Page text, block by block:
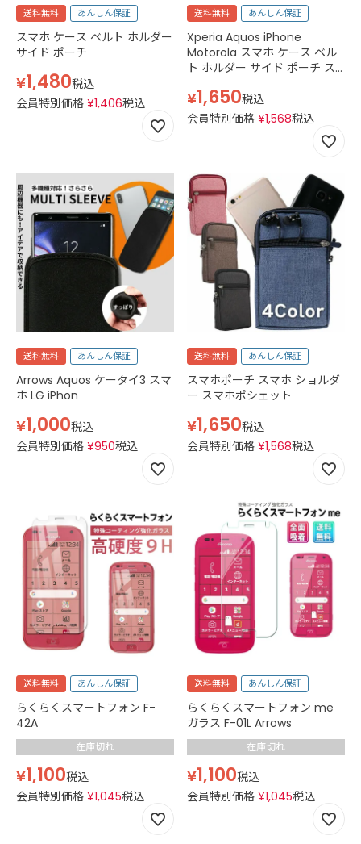
送料無料 あんしん保証
スマホ ケース ベルト ホルダー
サイド ポーチ
¥1,480税込
会員特別価格 ¥1,406税込
送料無料 あんしん保証
Xperia Aquos iPhone
Motorola スマホ ケース ベル
ト ホルダー サイド ポーチ ス
3way Smart Bag ウォレット
ショルダー ポーチ ショルダー
バッグ 黒
¥1,650税込
会員特別価格 ¥1,568税込
送料無料 あんしん保証
Arrows Aquos ケータイ3 スマ
ホ LG iPhon
¥1,000税込
会員特別価格 ¥950税込
送料無料 あんしん保証
スマホポーチ スマホ ショルダ
ー スマホポシェット
¥1,650税込
会員特別価格 ¥1,568税込
送料無料 あんしん保証
らくらくスマートフォン F-
42A
在庫切れ
¥1,100税込
会員特別価格 ¥1,045税込
送料無料 あんしん保証
らくらくスマートフォン me
ガラス F-01L Arrows
在庫切れ
¥1,100税込
会員特別価格 ¥1,045税込